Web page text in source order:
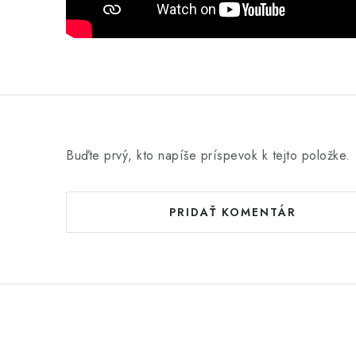
Buďte prvý, kto napíše príspevok k tejto položke.
PRIDAŤ KOMENTÁR